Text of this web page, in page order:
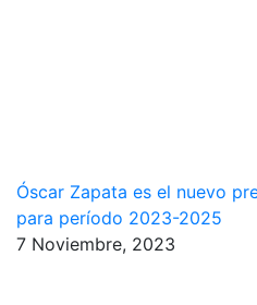
Óscar Zapata es el nuevo
para período 2023-2025
7 Noviembre, 2023